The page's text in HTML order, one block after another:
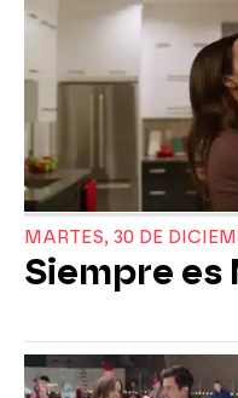
MARTES, 30 DE
Siempre es